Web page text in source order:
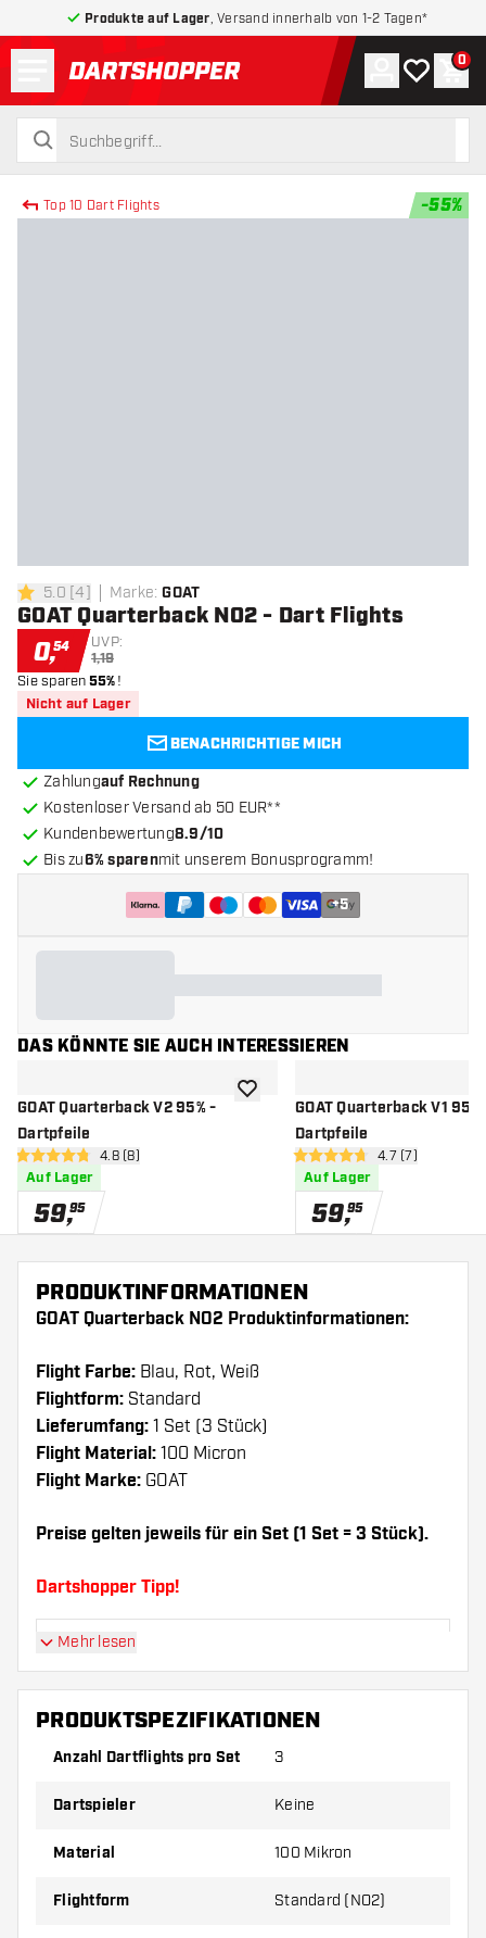
Produkte auf Lager , Versand innerhalb von 1-2 Tagen*
zurück zur Startseite
suchen
suchen
Konto
Meine 0
Top 10 Dart Flights -55%
5 Bewertungssterne
5.0 [4] Marke: GOAT
GOAT Quarterback NO2 - Dart Flights
0,54 UVP:
1,19
Sie sparen55%!
Nicht auf Lager
BENACHRICHTIGE MICH
Zahlungauf Rechnung
Kostenloser Versand ab 50 EUR**
Kundenbewertung8.9/10
Bis zu6% sparenmit unserem Bonusprogramm!
+5
DAS KÖNNTE SIE AUCH INTERESSIEREN
GOAT Quarterback V2 95% -
Dartpfeile
Bewertungsbereich öffnen
4.8 Bewertungssterne
4.8 (8)
Auf Lager
59,95
Zur Wunschliste hinzufügen
GOAT Quarterback V1 95%
Dartpfeile
4.7 Bewertungssterne
4.7 (7)
Auf Lager
59,95
PRODUKTINFORMATIONEN
GOAT Quarterback NO2 Produktinformationen:
Flight Farbe: Blau, Rot, Weiß
Flightform: Standard
Lieferumfang: 1 Set (3 Stück)
Flight Material: 100 Micron
Flight Marke: GOAT
Preise gelten jeweils für ein Set (1 Set = 3 Stück).
Dartshopper Tipp!
Sorgen Sie für genügend Ersatz Flights und
Shafts. Diese können sich durch Gebrauch
Probieren Sie eine andere Form, ein anderes
um herauszufinden, welche Variante am besten
zu Ihnen passt!
Mehr lesen
PRODUKTSPEZIFIKATIONEN
Anzahl Dartflights pro Set 3
Dartspieler Keine
Material 100 Mikron
Flightform Standard (NO2)